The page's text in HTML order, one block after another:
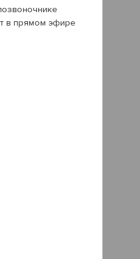
в прямом эфире